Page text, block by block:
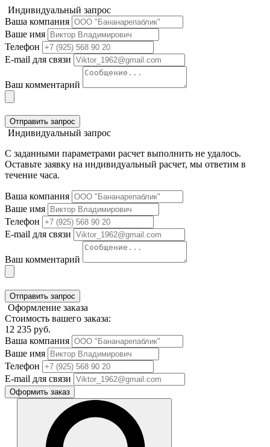
Индивидуальный запрос
Ваша компания
Ваше имя
Телефон
E-mail для связи
Ваш комментарий
Отправить запрос
Индивидуальный запрос
С заданными параметрами расчет выполнить не удалось.
Оставьте заявку на индивидуальный расчет, мы ответим в
течение часа.
Ваша компания
Ваше имя
Телефон
E-mail для связи
Ваш комментарий
Отправить запрос
Оформление заказа
Стоимость вашего заказа:
12 235 руб.
Ваша компания
Ваше имя
Телефон
E-mail для связи
Оформить заказ